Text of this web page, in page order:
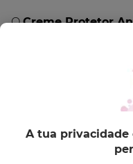
OCreme Protetor
A sua fórmula anti-
hidrata, alisa,
Aplica um em todo o
olhos, e
A tua privacidade